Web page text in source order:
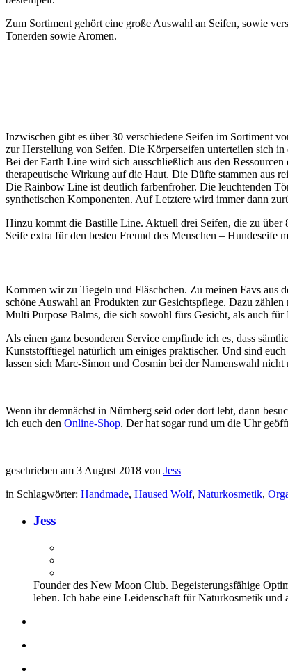
Zum Sortiment gehört eine große Auswahl an Seifen, sowie
Tonerden sowie Aromen.
Inzwischen gibt es über 30 verschiedene Seifen im Sortiment
zur Herstellung von Seifen. Die Körperseifen unterteilen sich
Bei der Earth Line wird sich ausschließlich aus den
therapeutische Wirkung auf die Haut. Die Düfte stammen aus
Die Rainbow Line ist deutlich farbenfroher. Die leuchtenden
synthetischen Komponenten. Auf Letztere wird immer dann
Hinzu kommt die Bastille Line. Aktuell drei Seifen, die zu über
Seife extra für den besten Freund des Menschen – Hundeseife
Kommen wir zu Tiegeln und Fläschchen. Zu meinen Favs aus
schöne Auswahl an Produkten zur Gesichtspflege. Dazu
Multi Purpose Balms, die sich sowohl fürs Gesicht, als auch
Als einen ganz besonderen Service empfinde ich es, dass
Kunststofftiegel natürlich um einiges praktischer. Und sind
lassen sich Marc-Simon und Cosmin bei der Namenswahl
Wenn ihr demnächst in Nürnberg seid oder dort lebt, dann
ich euch den Online-Shop. Der hat sogar rund um die Uhr
geschrieben am 3 August 2018 von Jess
in Schlagwörter: Handmade, Haused Wolf, Naturkosmetik,
Jess
Founder des New Moon Club. Begeisterungsfähige
leben. Ich habe eine Leidenschaft für Naturkosmetik und